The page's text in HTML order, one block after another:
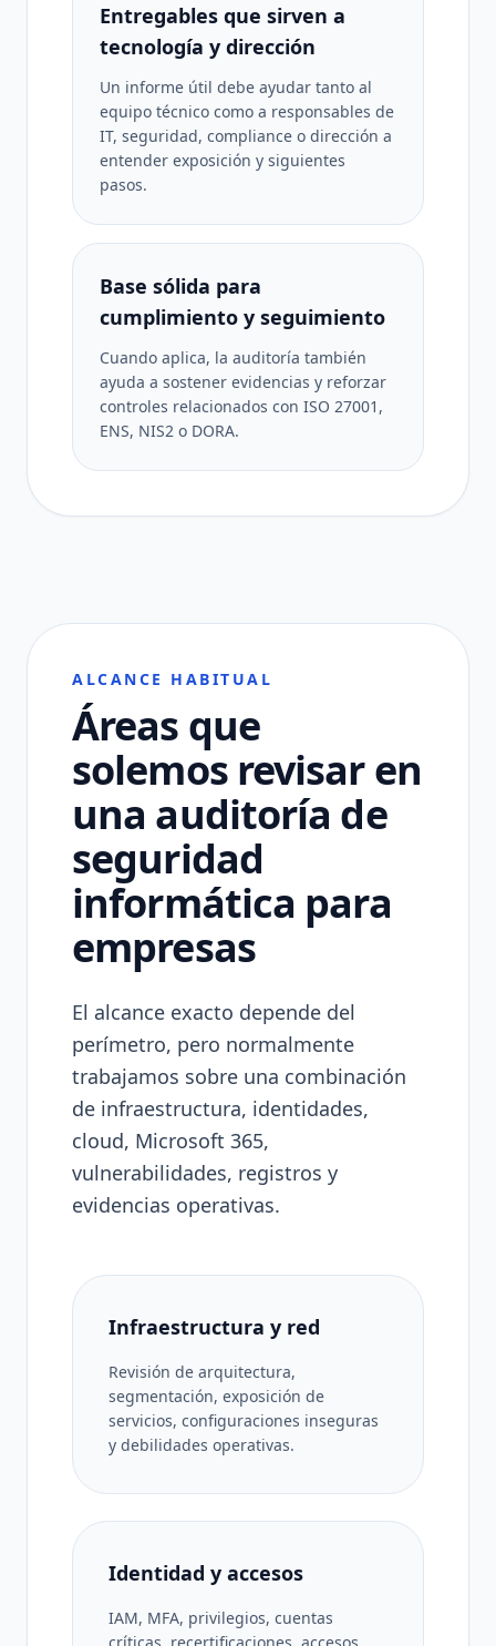
Entregables que sirven a
tecnología y dirección
Un informe útil debe ayudar tanto al
equipo técnico como a responsables de
IT, seguridad, compliance o dirección a
entender exposición y siguientes
pasos.
Base sólida para
cumplimiento y seguimiento
Cuando aplica, la auditoría también
ayuda a sostener evidencias y reforzar
controles relacionados con ISO 27001,
ENS, NIS2 o DORA.
ALCANCE HABITUAL
Áreas que
solemos revisar en
una auditoría de
seguridad
informática para
empresas
El alcance exacto depende del
perímetro, pero normalmente
trabajamos sobre una combinación
de infraestructura, identidades,
cloud, Microsoft 365,
vulnerabilidades, registros y
evidencias operativas.
Infraestructura y red
Revisión de arquitectura,
segmentación, exposición de
servicios, configuraciones inseguras
y debilidades operativas.
Identidad y accesos
IAM, MFA, privilegios, cuentas